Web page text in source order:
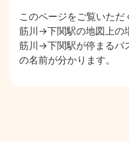
このページをご覧いた
筋川→下関駅の地図上
筋川→下関駅が停まるバ
の名前が分かります。